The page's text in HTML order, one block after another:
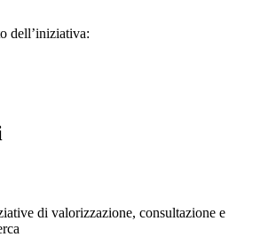
dell’iniziativa:
di valorizzazione, consultazione e